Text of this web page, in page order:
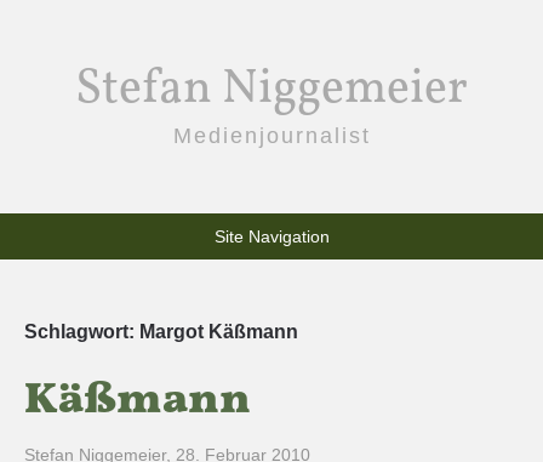
Stefan Niggemeier
Medienjournalist
Site Navigation
Schlagwort: Margot Käßmann
Käßmann
Stefan Niggemeier, 28. Februar 2010